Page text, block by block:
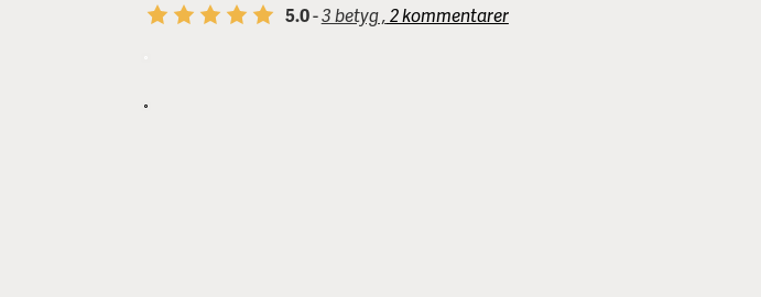
5.0-3 betyg ,2 kommentarer